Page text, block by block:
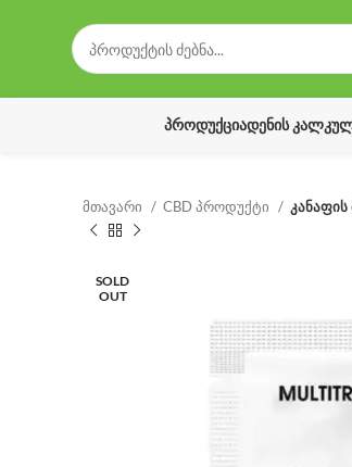
ᲞᲠᲝᲓᲣᲥᲪᲘᲐᲓᲔᲜᲘᲡ
მთავარი CBD პროდუქტი კანაფის
SOLD
OUT